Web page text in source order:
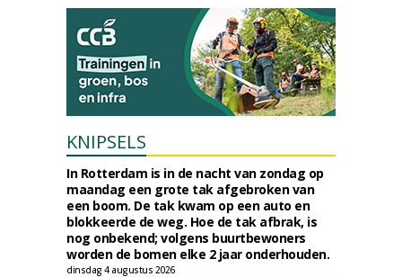
KNIPSELS
In Rotterdam is in de nacht van zondag op
maandag een grote tak afgebroken van
een boom. De tak kwam op een auto en
blokkeerde de weg. Hoe de tak afbrak, is
nog onbekend; volgens buurtbewoners
worden de bomen elke 2 jaar onderhouden.
dinsdag 4 augustus 2026